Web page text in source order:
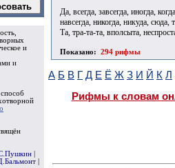
и
и
Да, всегда, завсегда, иногда,
навсегда, никогда, никуда, сюда,
Та, тра-та-та, вполсыта,
Показано: 294 рифмы
А Б В Г Д Е Ё Ж З И Й К Л
Рифмы к словам